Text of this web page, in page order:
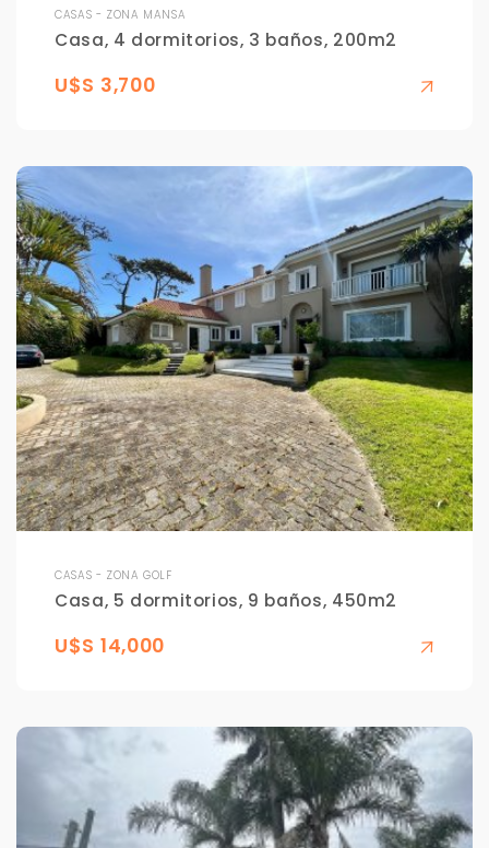
CASAS - ZONA MANSA
Casa, 4 dormitorios, 3 baños, 200m2
U$S 3,700
CASAS - ZONA GOLF
Casa, 5 dormitorios, 9 baños, 450m2
U$S 14,000